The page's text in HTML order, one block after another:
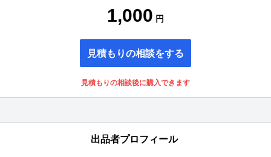
1,000 円
見積もりの相談をする
見積もりの相談後に購入できます
出品者プロフィール